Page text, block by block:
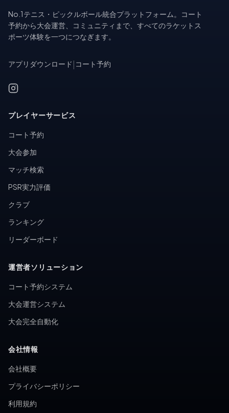
No.1テニス・ピックルボール統合プラットフォーム。コート
予約から大会運営、コミュニティまで、すべてのラケットス
ポーツ体験を一つにつなぎます。
アプリダウンロード コート予約
プレイヤーサービス
コート予約
大会参加
マッチ検索
PSR実力評価
クラブ
ランキング
リーダーボード
運営者ソリューション
コート予約システム
大会運営システム
大会完全自動化
会社情報
会社概要
プライバシーポリシー
利用規約